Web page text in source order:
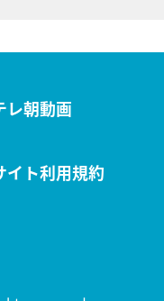
レ朝動画
イト利用規約